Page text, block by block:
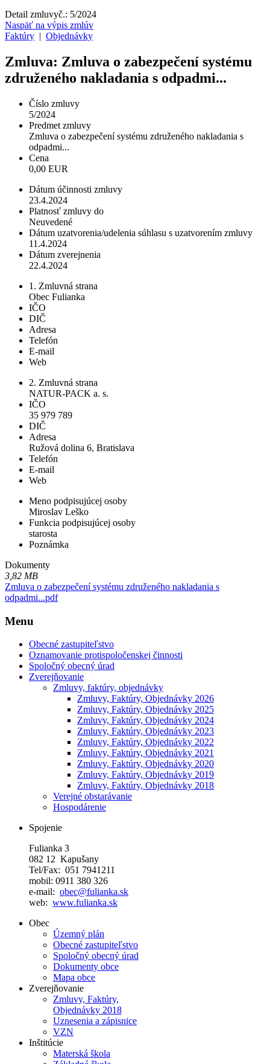
Detail zmluvyč.: 5/2024
Naspäť na výpis zmlúv
Faktúry | Objednávky
Zmluva: Zmluva o zabezpečení systému
združeného nakladania s odpadmi...
Číslo zmluvy
5/2024
Predmet zmluvy
Zmluva o zabezpečení systému združeného nakladania s
odpadmi...
Cena
0,00 EUR
Dátum účinnosti zmluvy
23.4.2024
Platnosť zmluvy do
Neuvedené
Dátum uzatvorenia/udelenia súhlasu s uzatvorením zmluvy
11.4.2024
Dátum zverejnenia
22.4.2024
1. Zmluvná strana
Obec Fulianka
IČO
DIČ
Adresa
Telefón
E-mail
Web
2. Zmluvná strana
NATUR-PACK a. s.
IČO
35 979 789
DIČ
Adresa
Ružová dolina 6, Bratislava
Telefón
E-mail
Web
Meno podpisujúcej osoby
Miroslav Leško
Funkcia podpisujúcej osoby
starosta
Poznámka
Dokumenty
3,82 MB
Zmluva o zabezpečení systému združeného nakladania s
odpadmi...pdf
Menu
Obecné zastupiteľstvo
Oznamovanie protispoločenskej činnosti
Spoločný obecný úrad
Zverejňovanie
Zmluvy, faktúry, objednávky
Zmluvy, Faktúry, Objednávky 2026
Zmluvy, Faktúry, Objednávky 2025
Zmluvy, Faktúry, Objednávky 2024
Zmluvy, Faktúry, Objednávky 2023
Zmluvy, Faktúry, Objednávky 2022
Zmluvy, Faktúry, Objednávky 2021
Zmluvy, Faktúry, Objednávky 2020
Zmluvy, Faktúry, Objednávky 2019
Zmluvy, Faktúry, Objednávky 2018
Verejné obstarávanie
Hospodárenie
Spojenie
Fulianka 3
082 12 Kapušany
Tel/Fax: 051 7941211
mobil: 0911 380 326
e-mail: obec@fulianka.sk
web: www.fulianka.sk
Obec
Územný plán
Obecné zastupiteľstvo
Spoločný obecný úrad
Dokumenty obce
Mapa obce
Zverejňovanie
Zmluvy, Faktúry,
Objednávky 2018
Uznesenia a zápisnice
VZN
Inštitúcie
Materská škola